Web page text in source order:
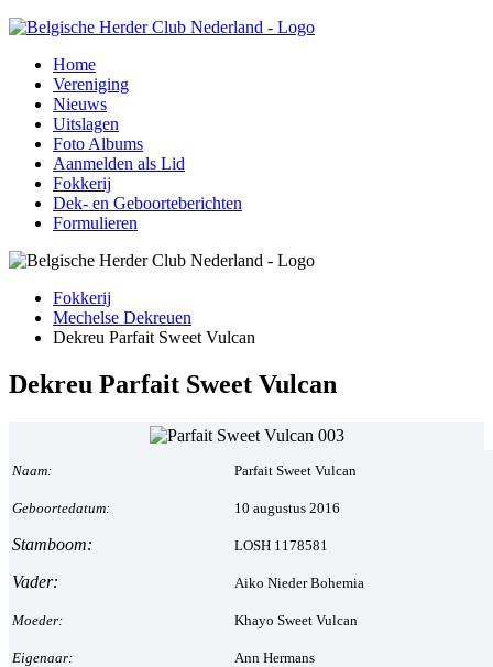
Home
Vereniging
Nieuws
Uitslagen
Foto Albums
Aanmelden als Lid
Fokkerij
Dek- en Geboorteberichten
Formulieren
Fokkerij
Mechelse Dekreuen
Dekreu Parfait Sweet Vulcan
Dekreu Parfait Sweet Vulcan
Naam: Parfait Sweet Vulcan
Geboortedatum: 10 augustus 2016
Stamboom: LOSH 1178581
Vader: Aiko Nieder Bohemia
Moeder: Khayo Sweet Vulcan
Eigenaar: Ann Hermans